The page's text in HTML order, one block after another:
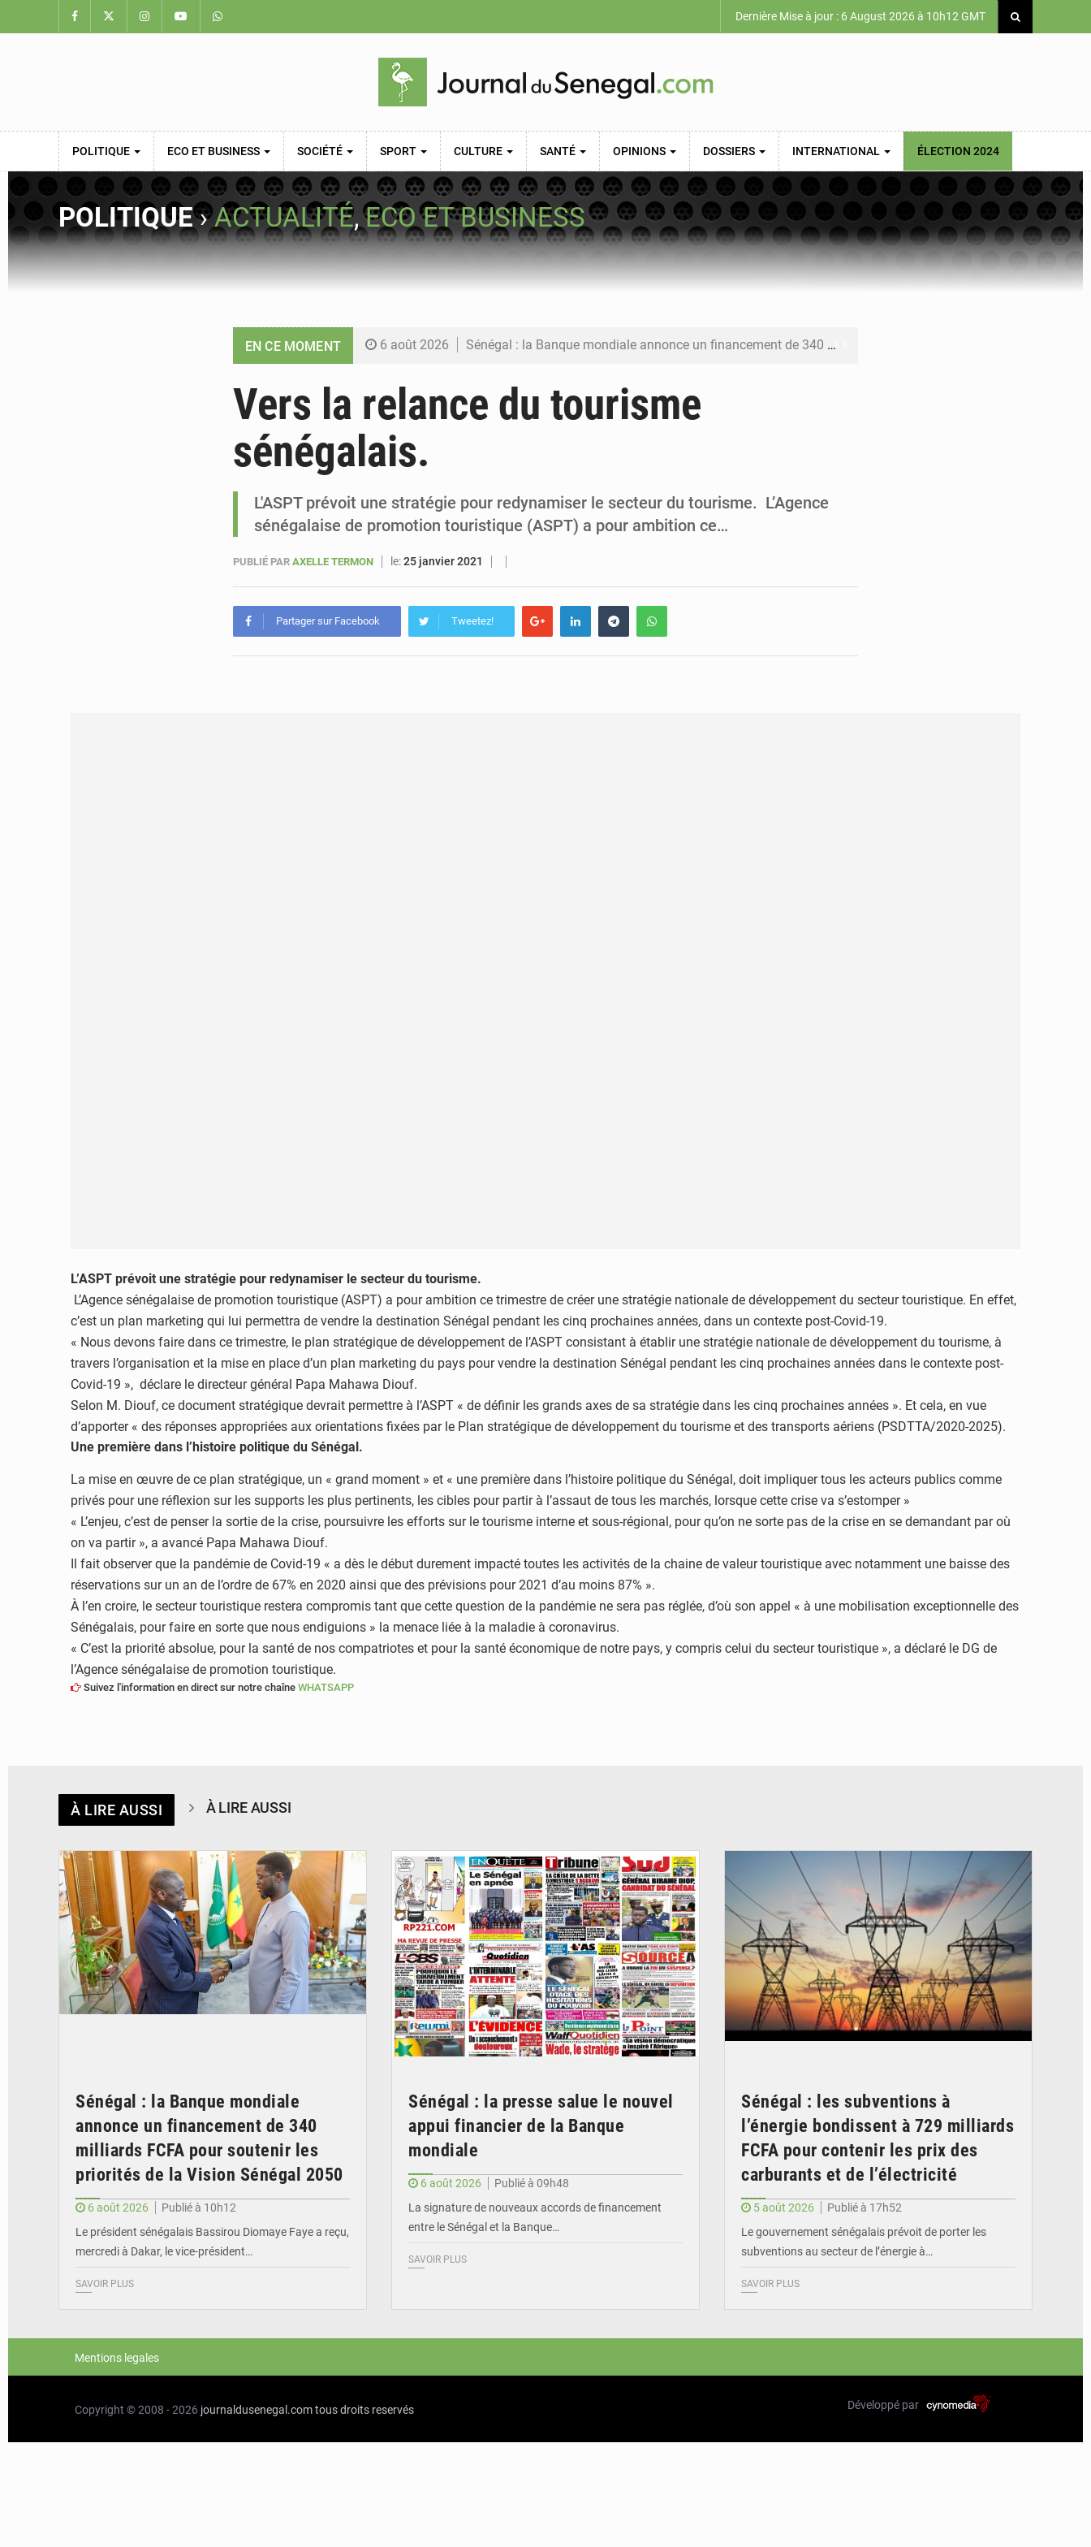
Dernière Mise à jour : 6 August 2026 à 10h12 GMT
POLITIQUE ECO ET BUSINESS SOCIÉTÉ SPORT CULTURE SANTÉ OPINIONS DOSSIERS INTERNATIONAL ÉLECTION 2024
POLITIQUE›ACTUALITÉ,ECO ET BUSINESS
EN CE MOMENT 6 août 2026 Sénégal : la Banque mondiale annonce un financement de 340 milliards FCFA pour soutenir les priorités de la Vision Sénégal 2050
5 août 2026 Sénégal : les subventions à l’énergie bondissent à 729 milliards FCFA pour contenir les prix des carburants et de l’électricité
5 août 2026
Vers la relance du tourisme
sénégalais.
L'ASPT prévoit une stratégie pour redynamiser le secteur du tourisme. L’Agence
sénégalaise de promotion touristique (ASPT) a pour ambition ce…
PUBLIÉ PAR AXELLE TERMON le:25 janvier 2021
Partager sur Facebook Tweetez!
L’ASPT prévoit une stratégie pour redynamiser le secteur du tourisme.
L’Agence sénégalaise de promotion touristique (ASPT) a pour ambition ce trimestre de créer une stratégie nationale de développement du secteur touristique. En effet,
c’est un plan marketing qui lui permettra de vendre la destination Sénégal pendant les cinq prochaines années, dans un contexte post-Covid-19.
« Nous devons faire dans ce trimestre, le plan stratégique de développement de l’ASPT consistant à établir une stratégie nationale de développement du tourisme, à
travers l’organisation et la mise en place d’un plan marketing du pays pour vendre la destination Sénégal pendant les cinq prochaines années dans le contexte post-
Covid-19 », déclare le directeur général Papa Mahawa Diouf.
Selon M. Diouf, ce document stratégique devrait permettre à l’ASPT « de définir les grands axes de sa stratégie dans les cinq prochaines années ». Et cela, en vue
d’apporter « des réponses appropriées aux orientations fixées par le Plan stratégique de développement du tourisme et des transports aériens (PSDTTA/2020-2025).
Une première dans l’histoire politique du Sénégal.
La mise en œuvre de ce plan stratégique, un « grand moment » et « une première dans l’histoire politique du Sénégal, doit impliquer tous les acteurs publics comme
privés pour une réflexion sur les supports les plus pertinents, les cibles pour partir à l’assaut de tous les marchés, lorsque cette crise va s’estomper »
« L’enjeu, c’est de penser la sortie de la crise, poursuivre les efforts sur le tourisme interne et sous-régional, pour qu’on ne sorte pas de la crise en se demandant par où
on va partir », a avancé Papa Mahawa Diouf.
Il fait observer que la pandémie de Covid-19 « a dès le début durement impacté toutes les activités de la chaine de valeur touristique avec notamment une baisse des
réservations sur un an de l’ordre de 67% en 2020 ainsi que des prévisions pour 2021 d’au moins 87% ».
À l’en croire, le secteur touristique restera compromis tant que cette question de la pandémie ne sera pas réglée, d’où son appel « à une mobilisation exceptionnelle des
Sénégalais, pour faire en sorte que nous endiguions » la menace liée à la maladie à coronavirus.
« C’est la priorité absolue, pour la santé de nos compatriotes et pour la santé économique de notre pays, y compris celui du secteur touristique », a déclaré le DG de
l’Agence sénégalaise de promotion touristique.
Suivez l'information en direct sur notre chaîne WHATSAPP
À LIRE AUSSI À LIRE AUSSI
Sénégal : la Banque mondiale
annonce un financement de 340
milliards FCFA pour soutenir les
priorités de la Vision Sénégal 2050
6 août 2026
Publié à 10h12
Le président sénégalais Bassirou Diomaye Faye a reçu,
mercredi à Dakar, le vice-président…
SAVOIR PLUS
Sénégal : la presse salue le nouvel
appui financier de la Banque
mondiale
6 août 2026
Publié à 09h48
La signature de nouveaux accords de financement
entre le Sénégal et la Banque…
SAVOIR PLUS
Sénégal : les subventions à
l’énergie bondissent à 729 milliards
FCFA pour contenir les prix des
carburants et de l’électricité
5 août 2026
Publié à 17h52
Le gouvernement sénégalais prévoit de porter les
subventions au secteur de l’énergie à…
SAVOIR PLUS
Mentions legales
Copyright © 2008 - 2026 journaldusenegal.comtous droits reservés Développé par